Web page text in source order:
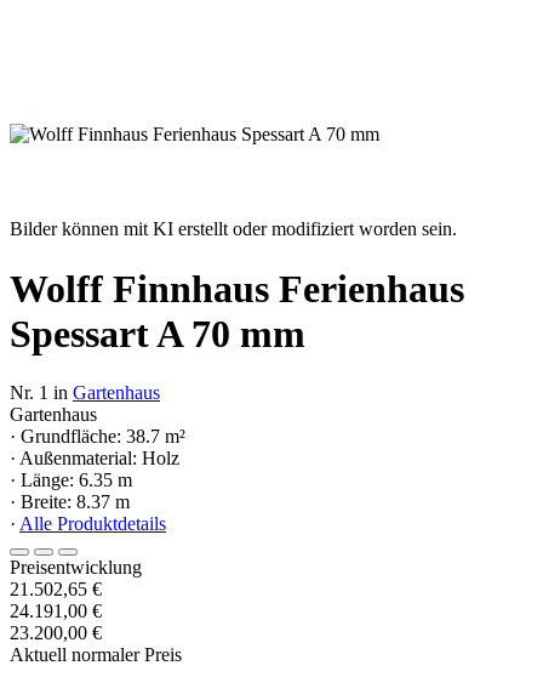
Bilder können mit KI erstellt oder modifiziert worden sein.
Wolff Finnhaus Ferienhaus
Spessart A 70 mm
Nr. 1 in Gartenhaus
Gartenhaus
· Grundfläche: 38.7 m²
· Außenmaterial: Holz
· Länge: 6.35 m
· Breite: 8.37 m
· Alle Produktdetails
Preisentwicklung
21.502,65 €
24.191,00 €
23.200,00 €
Aktuell normaler Preis